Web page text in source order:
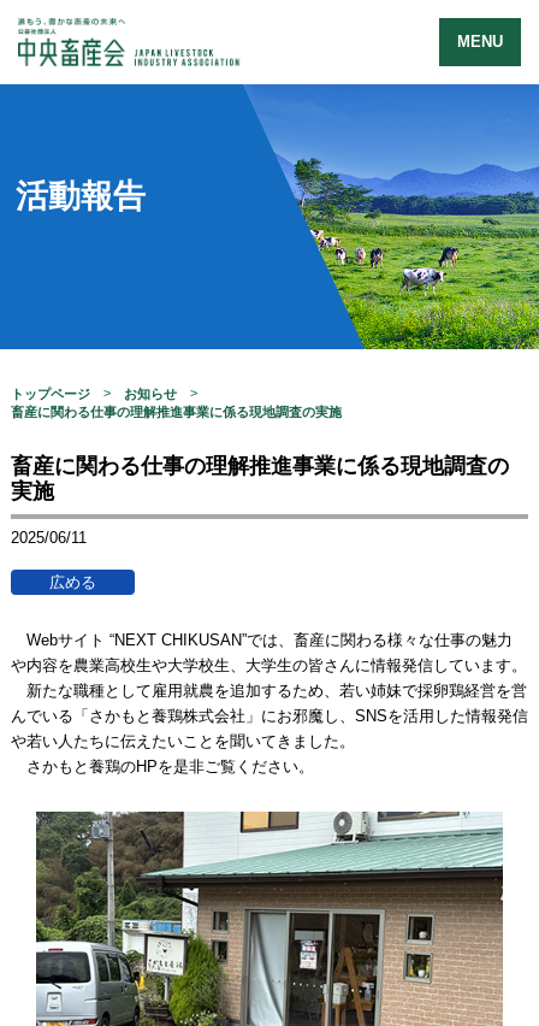
MENU
活動報告
トップページ
お知らせ
畜産に関わる仕事の理解推進事業に係る現地調査の実施
畜産に関わる仕事の理解推進事業に係る現地調査の
実施
2025/06/11
Webサイト “NEXT CHIKUSAN”では、畜産に関わる様々な仕事の魅力
や内容を農業高校生や大学校生、大学生の皆さんに情報発信しています。
新たな職種として雇用就農を追加するため、若い姉妹で採卵鶏経営を営
んでいる「さかもと養鶏株式会社」にお邪魔し、SNSを活用した情報発信
や若い人たちに伝えたいことを聞いてきました。
さかもと養鶏のHPを是非ご覧ください。